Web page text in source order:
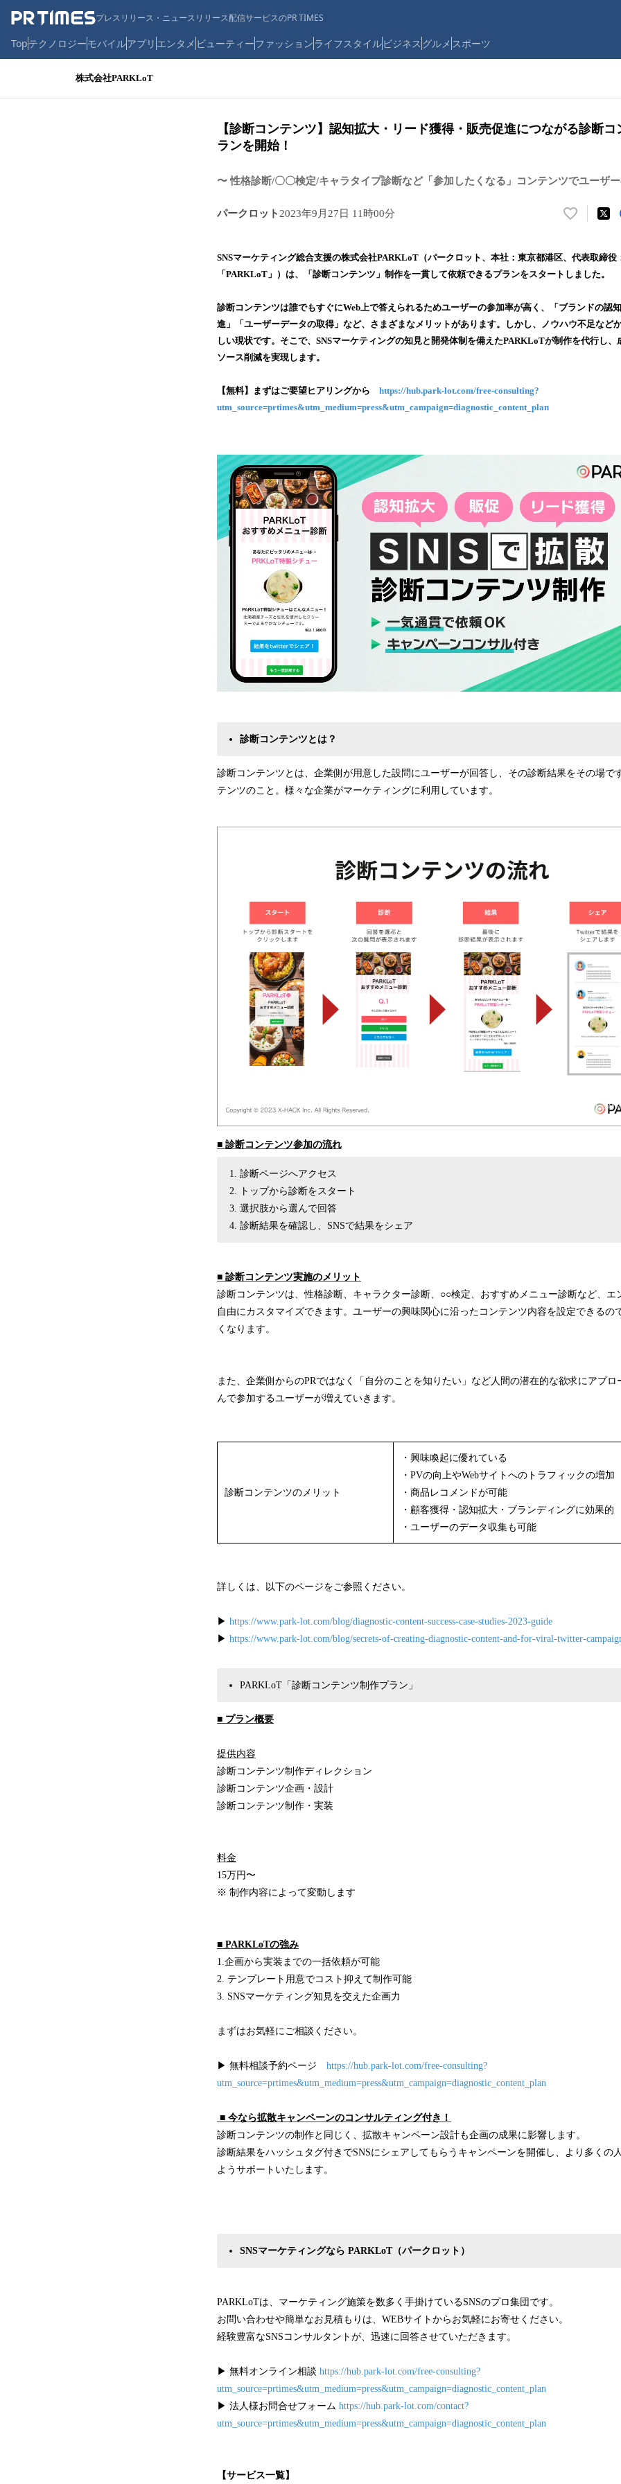
プレスリリース・ニュースリリース配信サービスのPR TIMES
Topテクノロジーモバイルアプリ エンタメ ビューティーファッションライフスタイルビジネス グルメ スポーツ
株式会社PARKLoT
【診断コンテンツ】認知拡大・リード獲得・販売促進につながる診断
ランを開始！
〜 性格診断/〇〇検定/キャラタイプ診断など「参加したくなる」コンテンツでユーザ
パークロット 2023年9月27日 11時00分
い
！
数
読
み
込
SNSマーケティング総合支援の株式会社PARKLoT（パークロット、本社：東京都港区、代表取締役
「PARKLoT」）は、「診断コンテンツ」制作を一貫して依頼できるプランをスタートしました。
診断コンテンツは誰でもすぐにWeb上で答えられるためユーザーの参加率が高く、「ブランドの認
進」「ユーザーデータの取得」など、さまざまなメリットがあります。しかし、ノウハウ不足など
しい現状です。そこで、SNSマーケティングの知見と開発体制を備えたPARKLoTが制作を代行し、
ソース削減を実現します。
【無料】まずはご要望ヒアリングから https://hub.park-lot.com/free-consulting?
utm_source=prtimes&utm_medium=press&utm_campaign=diagnostic_content_plan
診断コンテンツとは？
診断コンテンツとは、企業側が用意した設問にユーザーが回答し、その診断結果をその場で
テンツのこと。様々な企業がマーケティングに利用しています。
■ 診断コンテンツ参加の流れ
診断ページへアクセス
トップから診断をスタート
選択肢から選んで回答
診断結果を確認し、SNSで結果をシェア
■ 診断コンテンツ実施のメリット
診断コンテンツは、性格診断、キャラクター診断、○○検定、おすすめメニュー診断など、エ
自由にカスタマイズできます。ユーザーの興味関心に沿ったコンテンツ内容を設定できるの
くなります。
また、企業側からのPRではなく「自分のことを知りたい」など人間の潜在的な欲求にアプ
んで参加するユーザーが増えていきます。
診断コンテンツのメリット
・興味喚起に優れている
・PVの向上やWebサイトへのトラフィックの増加
・商品レコメンドが可能
・顧客獲得・認知拡大・ブランディングに効果的
・ユーザーのデータ収集も可能
詳しくは、以下のページをご参照ください。
▶︎ https://www.park-lot.com/blog/diagnostic-content-success-case-studies-2023-guide
▶︎ https://www.park-lot.com/blog/secrets-of-creating-diagnostic-content-and-for-viral-twitter-
PARKLoT「診断コンテンツ制作プラン」
■ プラン概要
提供内容
診断コンテンツ制作ディレクション
診断コンテンツ企画・設計
診断コンテンツ制作・実装
料金
15万円〜
※ 制作内容によって変動します
■ PARKLoTの強み
1.企画から実装までの一括依頼が可能
2. テンプレート用意でコスト抑えて制作可能
3. SNSマーケティング知見を交えた企画力
まずはお気軽にご相談ください。
▶︎ 無料相談予約ページ https://hub.park-lot.com/free-consulting?
utm_source=prtimes&utm_medium=press&utm_campaign=diagnostic_content_plan
■ 今なら拡散キャンペーンのコンサルティング付き！
診断コンテンツの制作と同じく、拡散キャンペーン設計も企画の成果に影響します。
診断結果をハッシュタグ付きでSNSにシェアしてもらうキャンペーンを開催し、より多くの
ようサポートいたします。
SNSマーケティングなら PARKLoT（パークロット）
PARKLoTは、マーケティング施策を数多く手掛けているSNSのプロ集団です。
お問い合わせや簡単なお見積もりは、WEBサイトからお気軽にお寄せください。
経験豊富なSNSコンサルタントが、迅速に回答させていただきます。
▶︎ 無料オンライン相談 https://hub.park-lot.com/free-consulting?
utm_source=prtimes&utm_medium=press&utm_campaign=diagnostic_content_plan
▶︎ 法人様お問合せフォーム https://hub.park-lot.com/contact?
utm_source=prtimes&utm_medium=press&utm_campaign=diagnostic_content_plan
【サービス一覧】